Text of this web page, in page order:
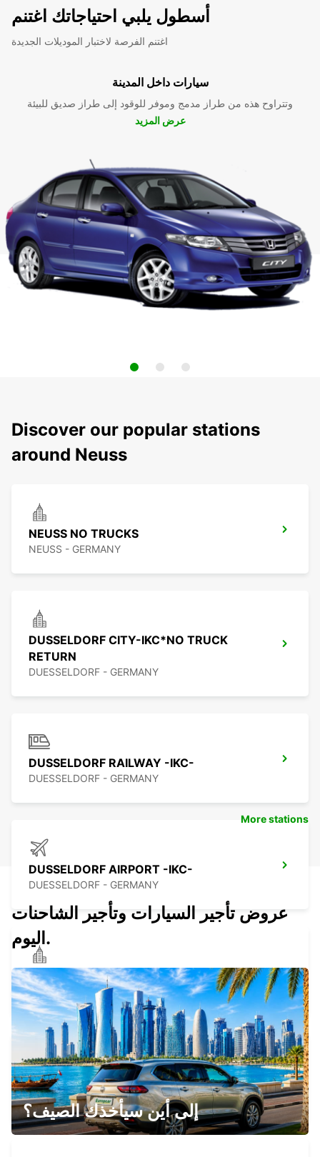
أسطول يلبي احتياجاتك اغتنم
اغتنم الفرصة لاختبار الموديلات الجديدة
سيارات داخل المدينة
وتتراوح هذه من طراز مدمج وموفر للوقود إلى طراز صديق للبيئة
عرض المزيد
Discover our popular stations
around Neuss
NEUSS NO TRUCKS
NEUSS - GERMANY
DUSSELDORF CITY-IKC*NO TRUCK
RETURN
DUESSELDORF - GERMANY
DUSSELDORF RAILWAY -IKC-
DUESSELDORF - GERMANY
DUSSELDORF AIRPORT -IKC-
DUESSELDORF - GERMANY
DUSSELDORF NORTH -IKC-
DUESSELDORF - GERMANY
RATINGEN
RATINGEN - GERMANY
More stations
عروض تأجير السيارات وتأجير الشاحنات
اليوم.
إلى أين سيأخذك الصيف؟